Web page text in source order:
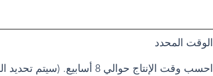
الوقت المحدد
احسب وقت الإنتاج حوالي 8 أسابيع. (سيتم تحديد الموعد النهائي بشكل نهائي بعد موعدك)